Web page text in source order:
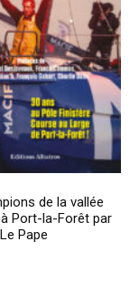
de la vallée
Port-la-Forêt par
Pape